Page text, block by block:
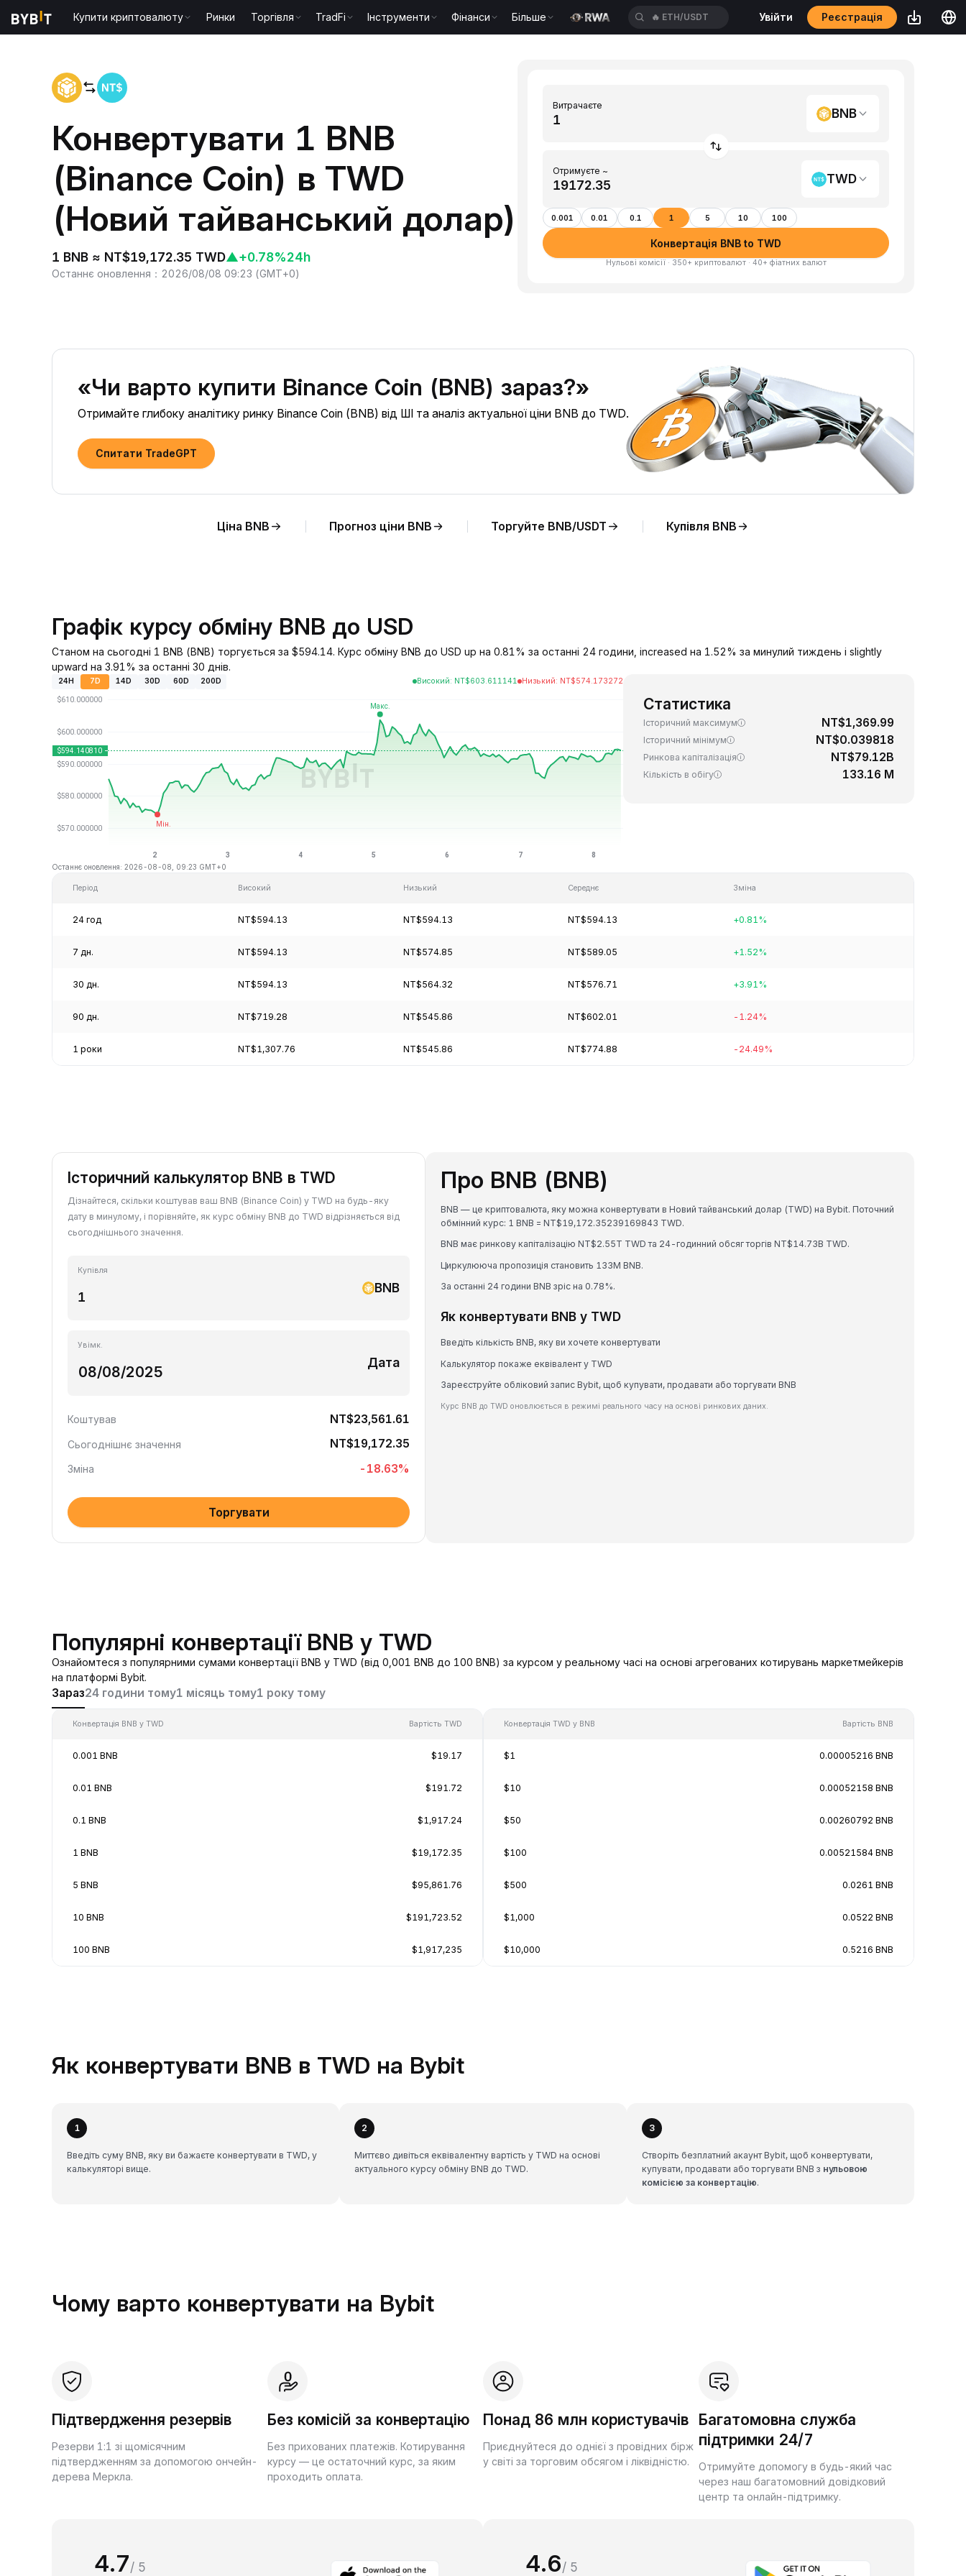
Купити криптовалюту Ринки Торгівля TradFi Інструменти Фінанси Більше 🔥 ETH/USDT Увійти Реєстрація
Конвертувати 1 BNB
(Binance Coin) в TWD
(Новий тайванський долар)
1 BNB ≈ NT$19,172.35 TWD▲+0.78%24h
Останнє оновлення ： 2026/08/08 09:23 (GMT+0)
Витрачаєте
BNB
Отримуєте ~
TWD
0.001 0.01 0.1 1 5 10 100
Конвертація BNB to TWD
Нульові комісії · 350+ криптовалют · 40+ фіатних валют
«Чи варто купити Binance Coin (BNB) зараз?»
Отримайте глибоку аналітику ринку Binance Coin (BNB) від ШІ та аналіз актуальної ціни BNB до TWD.
Спитати TradeGPT
Ціна BNB Прогноз ціни BNB Торгуйте BNB/USDT Купівля BNB
Графік курсу обміну BNB до USD
Станом на сьогодні 1 BNB (BNB) торгується за $594.14. Курс обміну BNB до USD up на 0.81% за останні 24 години, increased на 1.52% за минулий тиждень і slightly
upward на 3.91% за останні 30 днів.
24H 7D 14D 30D 60D 200D Високий: NT$603.611141 Низький: NT$574.173272
Останнє оновлення: 2026-08-08, 09:23 GMT+0
Статистика
Історичний максимум NT$1,369.99
Історичний мінімум NT$0.039818
Ринкова капіталізація NT$79.12B
Кількість в обігу 133.16 M
Період Високий Низький Середнє Зміна
24 год NT$594.13 NT$594.13 NT$594.13 +0.81%
7 дн. NT$594.13 NT$574.85 NT$589.05 +1.52%
30 дн. NT$594.13 NT$564.32 NT$576.71 +3.91%
90 дн. NT$719.28 NT$545.86 NT$602.01 -1.24%
1 роки NT$1,307.76 NT$545.86 NT$774.88 -24.49%
Історичний калькулятор BNB в TWD
Дізнайтеся, скільки коштував ваш BNB (Binance Coin) у TWD на будь-яку
дату в минулому, і порівняйте, як курс обміну BNB до TWD відрізняється від
сьогоднішнього значення.
Купівля
BNB
Увімк.
Дата
Коштував NT$23,561.61
Сьогоднішнє значення NT$19,172.35
Зміна -18.63%
Торгувати
Про BNB (BNB)
BNB — це криптовалюта, яку можна конвертувати в Новий тайванський долар (TWD) на Bybit. Поточний
обмінний курс: 1 BNB = NT$19,172.35239169843 TWD.
BNB має ринкову капіталізацію NT$2.55T TWD та 24-годинний обсяг торгів NT$14.73B TWD.
Циркулююча пропозиція становить 133M BNB.
За останні 24 години BNB зріс на 0.78%.
Як конвертувати BNB у TWD
Введіть кількість BNB, яку ви хочете конвертувати
Калькулятор покаже еквівалент у TWD
Зареєструйте обліковий запис Bybit, щоб купувати, продавати або торгувати BNB
Курс BNB до TWD оновлюється в режимі реального часу на основі ринкових даних.
Популярні конвертації BNB у TWD
Ознайомтеся з популярними сумами конвертації BNB у TWD (від 0,001 BNB до 100 BNB) за курсом у реальному часі на основі агрегованих котирувань маркетмейкерів
на платформі Bybit.
Зараз24 години тому1 місяць тому1 року тому
Конвертація BNB у TWD Вартість TWD
0.001 BNB $19.17
0.01 BNB $191.72
0.1 BNB $1,917.24
1 BNB $19,172.35
5 BNB $95,861.76
10 BNB $191,723.52
100 BNB $1,917,235
Конвертація TWD у BNB Вартість BNB
$1 0.00005216 BNB
$10 0.00052158 BNB
$50 0.00260792 BNB
$100 0.00521584 BNB
$500 0.0261 BNB
$1,000 0.0522 BNB
$10,000 0.5216 BNB
Як конвертувати BNB в TWD на Bybit
1
Введіть суму BNB, яку ви бажаєте конвертувати в TWD, у
калькуляторі вище.
2
Миттєво дивіться еквівалентну вартість у TWD на основі
актуального курсу обміну BNB до TWD.
3
Створіть безплатний акаунт Bybit, щоб конвертувати,
купувати, продавати або торгувати BNB з нульовою
комісією за конвертацію.
Чому варто конвертувати на Bybit
Підтвердження резервів
Резерви 1:1 зі щомісячним
підтвердженням за допомогою ончейн-
дерева Меркла.
Без комісій за конвертацію
Без прихованих платежів. Котирування
курсу — це остаточний курс, за яким
проходить оплата.
Понад 86 млн користувачів
Приєднуйтеся до однієї з провідних бірж
у світі за торговим обсягом і ліквідністю.
Багатомовна служба
підтримки 24/7
Отримуйте допомогу в будь-який час
через наш багатомовний довідковий
центр та онлайн-підтримку.
4.7/ 5 4.6/ 5